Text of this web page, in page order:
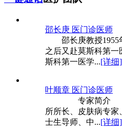
邵长庚 医门诊医师
邵长庚教授1955
之后又赴莫斯科第一
斯科第一医学...[详细]
叶顺章 医门诊医师
专家简介 中国
所所长、皮肤病专
士生导师、中...[详细]